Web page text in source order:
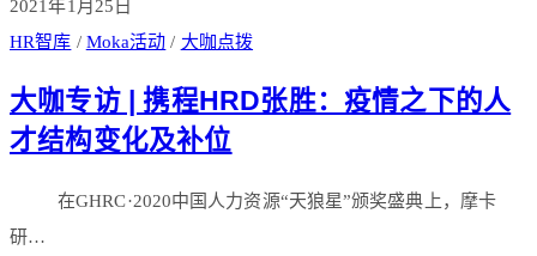
2021年1月25日
HR智库 / Moka活动 / 大咖点拨
大咖专访 | 携程HRD张胜：疫情之下的人
才结构变化及补位
在GHRC·2020中国人力资源“天狼星”颁奖盛典上，摩卡
研…